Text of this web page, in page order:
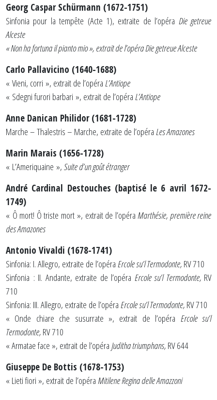
Georg Caspar Schürmann (1672-1751)
Sinfonia pour la tempête (Acte 1), extraite de l’opéra Die getreue
Alceste
« Non ha fortuna il pianto mio », extrait de l’opéra Die getreue Alceste
Carlo Pallavicino (1640-1688)
« Vieni, corri », extrait de l’opéraL’Antiope
« Sdegni furori barbari », extrait de l’opéraL’Antiope
Anne Danican Philidor (1681-1728)
Marche – Thalestris – Marche, extraite de l’opéraLes Amazones
Marin Marais (1656-1728)
« L’Ameriquaine »,Suite d’un goût étranger
André Cardinal Destouches (baptisé le 6 avril 1672-
1749)
« Ô mort! Ô triste mort », extrait de l’opéraMarthésie, première reine
des Amazones
Antonio Vivaldi (1678-1741)
Sinfonia: I. Allegro, extraite de l’opéraErcole su’l Termodonte,RV 710
Sinfonia : II. Andante, extraite de l’opéra Ercole su’l Termodonte, RV
710
Sinfonia: III. Allegro, extraite de l’opéraErcole su’l Termodonte,RV 710
« Onde chiare che susurrate », extrait de l’opéra Ercole su’l
Termodonte,RV 710
« Armatae face », extrait de l’opéraJuditha triumphans,RV 644
Giuseppe De Bottis (1678-1753)
« Lieti fiori », extrait de l’opéraMitilene Regina delle Amazzoni